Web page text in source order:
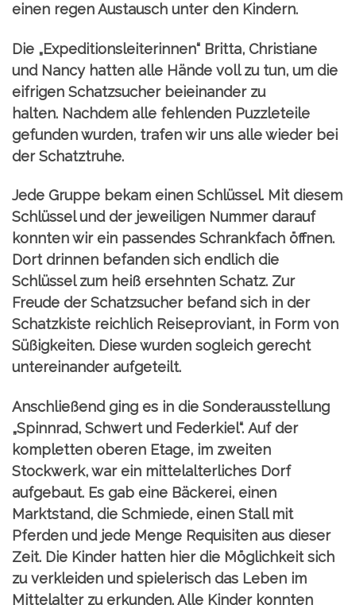
einen regen Austausch unter den Kindern.
Die „Expeditionsleiterinnen“ Britta, Christiane
und Nancy hatten alle Hände voll zu tun, um die
eifrigen Schatzsucher beieinander zu
halten. Nachdem alle fehlenden Puzzleteile
gefunden wurden, trafen wir uns alle wieder bei
der Schatztruhe.
Jede Gruppe bekam einen Schlüssel. Mit diesem
Schlüssel und der jeweiligen Nummer darauf
konnten wir ein passendes Schrankfach öffnen.
Dort drinnen befanden sich endlich die
Schlüssel zum heiß ersehnten Schatz. Zur
Freude der Schatzsucher befand sich in der
Schatzkiste reichlich Reiseproviant, in Form von
Süßigkeiten. Diese wurden sogleich gerecht
untereinander aufgeteilt.
Anschließend ging es in die Sonderausstellung
„Spinnrad, Schwert und Federkiel“. Auf der
kompletten oberen Etage, im zweiten
Stockwerk, war ein mittelalterliches Dorf
aufgebaut. Es gab eine Bäckerei, einen
Marktstand, die Schmiede, einen Stall mit
Pferden und jede Menge Requisiten aus dieser
Zeit. Die Kinder hatten hier die Möglichkeit sich
zu verkleiden und spielerisch das Leben im
Mittelalter zu erkunden. Alle Kinder konnten